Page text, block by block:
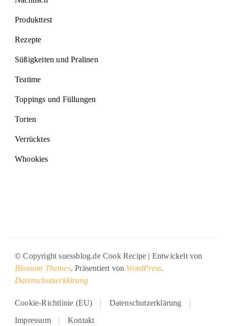
Produkttest
Rezepte
Süßigkeiten und Pralinen
Teatime
Toppings und Füllungen
Torten
Verrücktes
Whookies
© Copyright suessblog.deCook Recipe | Entwickelt von
Blossom Themes. Präsentiert von WordPress.
Datenschutzerklärung
Cookie-Richtlinie (EU)
Datenschutzerklärung
Impressum
Kontakt